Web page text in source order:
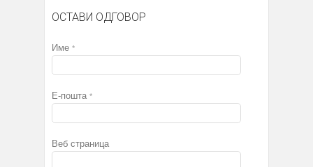
ОСТАВИ ОДГОВОР
Име *
Е-пошта *
Веб страница